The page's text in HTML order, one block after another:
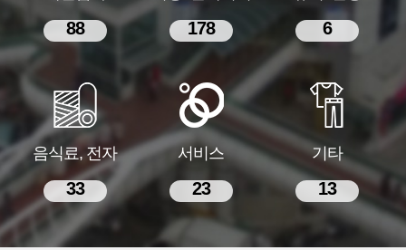
88 178 6
음식료, 전자
33
서비스
23
기타
13